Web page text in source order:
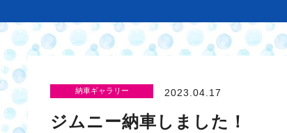
納車ギャラリー 2023.04.17
ジムニー納車しました！